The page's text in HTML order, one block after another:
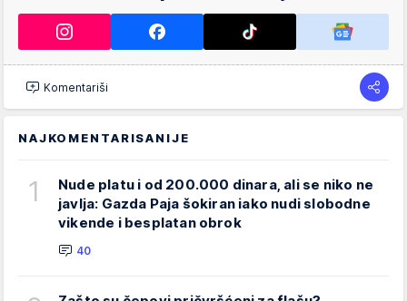
Komentariši
NAJKOMENTARISANIJE
1
Nude platu i od 200.000 dinara, ali se niko ne
javlja: Gazda Paja šokiran iako nudi slobodne
vikende i besplatan obrok
40